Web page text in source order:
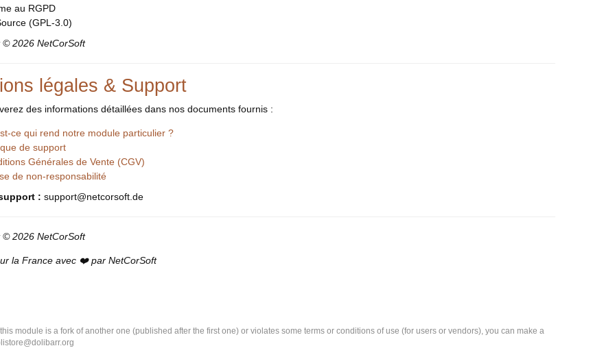
au RGPD
(GPL-3.0)
© 2026 NetCorSoft
légales & Support
des informations détaillées dans nos documents fournis :
ce qui rend notre module particulier ?
de support
Générales de Vente (CGV)
de non-responsabilité
: support@netcorsoft.de
© 2026 NetCorSoft
la France avec ❤️ par NetCorSoft
module is a fork of another one (published after the first one) or violates some terms or conditions of use (for users or vendors), you can make a